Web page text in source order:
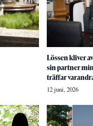
Lössen kliver
sin partner
träffar
12 juni, 2026